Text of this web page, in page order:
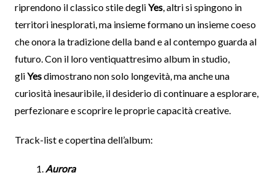
riprendono il classico stile degliYes, altri si spingono in
territori inesplorati, ma insieme formano un insieme coeso
che onora la tradizione della band e al contempo guarda al
futuro. Con il loro ventiquattresimo album in studio,
gliYesdimostrano non solo longevità, ma anche una
curiosità inesauribile, il desiderio di continuare a esplorare,
perfezionare e scoprire le proprie capacità creative.
Track-list e copertina dell’album:
Aurora